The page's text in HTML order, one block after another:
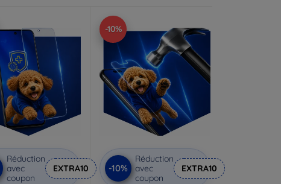
Réduction
avec
coupon
EXTRA10
-10%
-10%
Réduction
avec
coupon
EXTRA10